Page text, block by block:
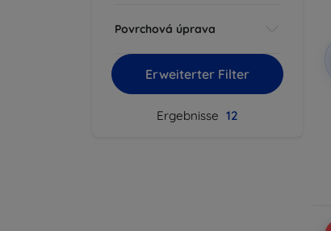
Povrchová úprava
Erweiterter Filter
Ergebnisse 12